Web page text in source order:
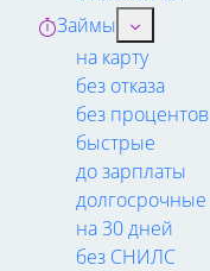
Займы
на карту
без отказа
без процентов
быстрые
до зарплаты
долгосрочные
на 30 дней
без СНИЛС